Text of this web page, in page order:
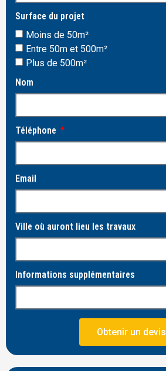
Surface du projet
Moins de 50m²
Entre 50m et 500m²
Plus de 500m²
Nom
Téléphone
Email
Ville où auront lieu les travaux
Informations supplémentaires
Obtenir un devis